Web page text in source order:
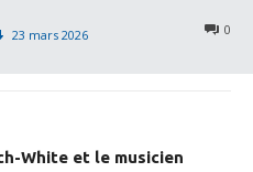
0
23 mars 2026
White et le musicien